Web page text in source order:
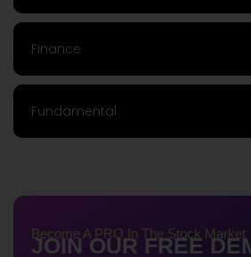
Finance
Fundamental
Become A PRO In The Stock Market
JOIN OUR FREE